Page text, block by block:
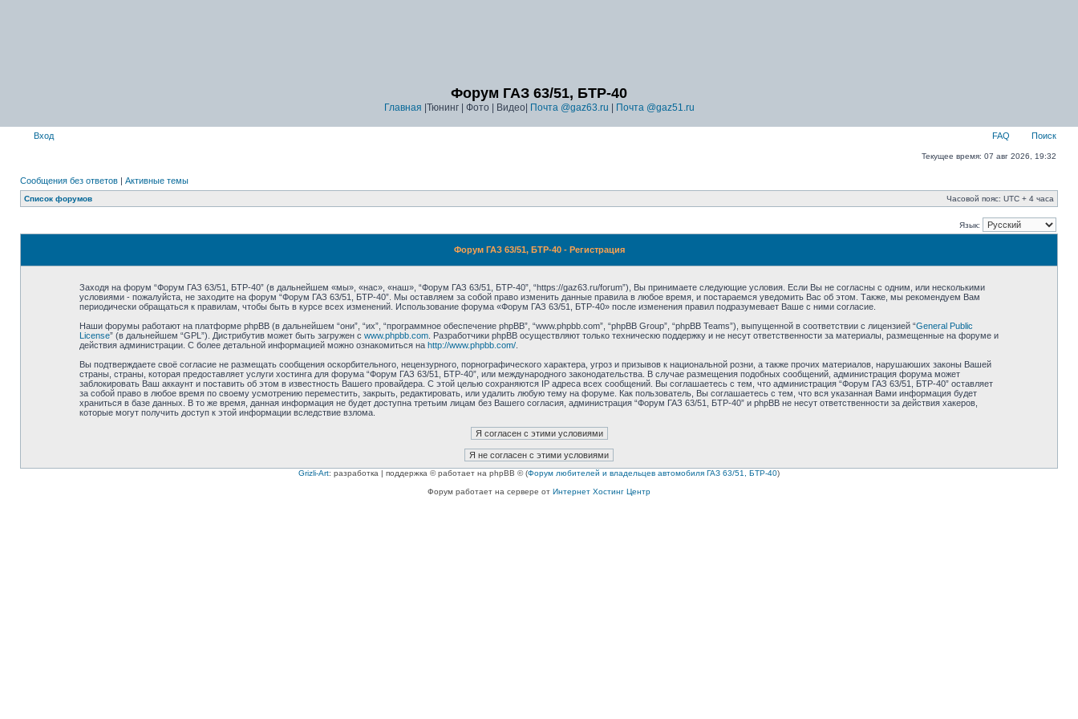
Форум ГАЗ 63/51, БТР-40
Главная |Тюнинг | Фото | Видео| Почта @gaz63.ru Почта @gaz51.ru
Вход FAQ Поиск
Текущее время: 07 авг 2026, 19:32
Сообщения без ответов | Активные темы
Список форумов Часовой пояс: UTC + 4 часа
Язык:
Форум ГАЗ 63/51, БТР-40 - Регистрация
Заходя на форум “Форум ГАЗ 63/51, БТР-40” (в дальнейшем «мы», «нас», «наш», “Форум ГАЗ 63/51, БТР-40”, “https://gaz63.ru/forum”), Вы принимаете следующие условия. Если Вы не согласны с одним, или несколькими
условиями - пожалуйста, не заходите на форум “Форум ГАЗ 63/51, БТР-40”. Мы оставляем за собой право изменить данные правила в любое время, и постараемся уведомить Вас об этом. Также, мы рекомендуем Вам
периодически обращаться к правилам, чтобы быть в курсе всех изменений. Использование форума «Форум ГАЗ 63/51, БТР-40» после изменения правил подразумевает Ваше с ними согласие.
Наши форумы работают на платформе phpBB (в дальнейшем “они”, “их”, “программное обеспечение phpBB”, “www.phpbb.com”, “phpBB Group”, “phpBB Teams”), выпущенной в соответствии с лицензией “General Public
License” (в дальнейшем “GPL”). Дистрибутив может быть загружен с www.phpbb.com. Разработчики phpBB осуществляют только техническю поддержку и не несут ответственности за материалы, размещенные на форуме и
действия администрации. С более детальной информацией можно ознакомиться на http://www.phpbb.com/.
Вы подтверждаете своё согласие не размещать сообщения оскорбительного, нецензурного, порнографического характера, угроз и призывов к национальной розни, а также прочих материалов, нарушаюших законы Вашей
страны, страны, которая предоставляет услуги хостинга для форума “Форум ГАЗ 63/51, БТР-40”, или международного законодательства. В случае размещения подобных сообщений, администрация форума может
заблокировать Ваш аккаунт и поставить об этом в известность Вашего провайдера. С этой целью сохраняются IP адреса всех сообщений. Вы соглашаетесь с тем, что администрация “Форум ГАЗ 63/51, БТР-40” оставляет
за собой право в любое время по своему усмотрению переместить, закрыть, редактировать, или удалить любую тему на форуме. Как пользователь, Вы соглашаетесь с тем, что вся указанная Вами информация будет
храниться в базе данных. В то же время, данная информация не будет доступна третьим лицам без Вашего согласия, администрация “Форум ГАЗ 63/51, БТР-40” и phpBB не несут ответственности за действия хакеров,
которые могут получить доступ к этой информации вследствие взлома.
Grizli-Art: разработка | поддержка © работает на phpBB © (Форум любителей и владельцев автомобиля ГАЗ 63/51, БТР-40)
Форум работает на сервере от Интернет Хостинг Центр